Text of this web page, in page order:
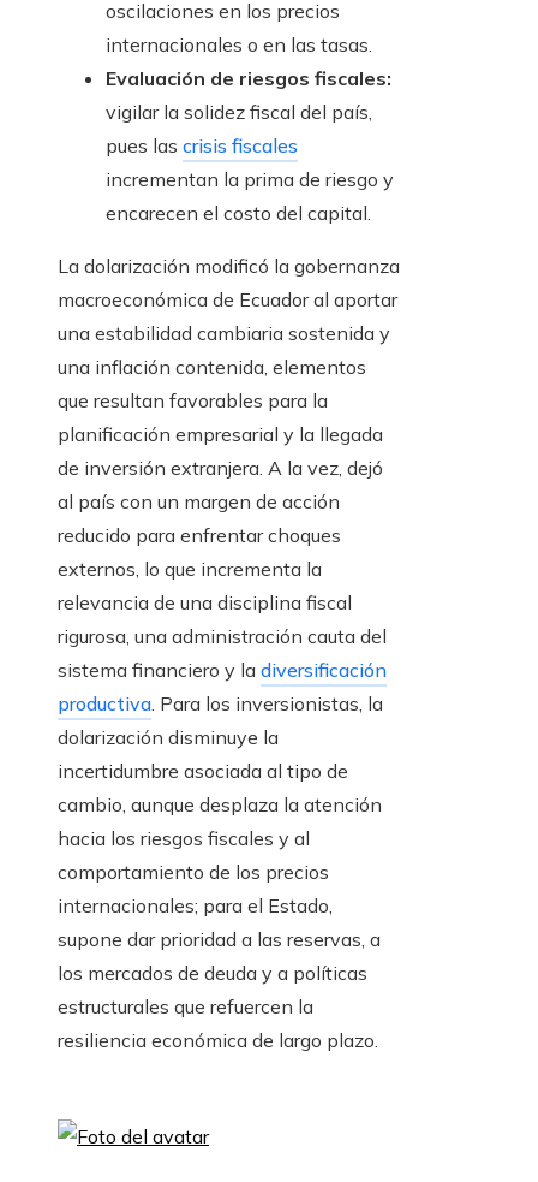
oscilaciones en los precios
internacionales o en las tasas.
Evaluación de riesgos fiscales:
vigilar la solidez fiscal del país,
pues las crisis fiscales
incrementan la prima de riesgo y
encarecen el costo del capital.
La dolarización modificó la gobernanza
macroeconómica de Ecuador al aportar
una estabilidad cambiaria sostenida y
una inflación contenida, elementos
que resultan favorables para la
planificación empresarial y la llegada
de inversión extranjera. A la vez, dejó
al país con un margen de acción
reducido para enfrentar choques
externos, lo que incrementa la
relevancia de una disciplina fiscal
rigurosa, una administración cauta del
sistema financiero y la diversificación
productiva . Para los inversionistas, la
dolarización disminuye la
incertidumbre asociada al tipo de
cambio, aunque desplaza la atención
hacia los riesgos fiscales y al
comportamiento de los precios
internacionales; para el Estado,
supone dar prioridad a las reservas, a
los mercados de deuda y a políticas
estructurales que refuercen la
resiliencia económica de largo plazo.